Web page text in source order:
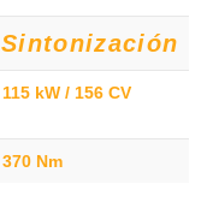
Sintonización
115 kW / 156 CV
370 Nm